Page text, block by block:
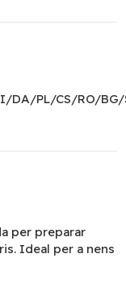
PL/CS/RO/
per preparar
Ideal per a nens